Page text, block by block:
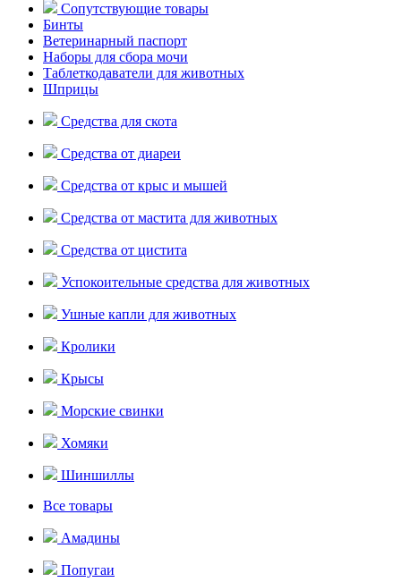
Сопутствующие товары
Бинты
Ветеринарный паспорт
Наборы для сбора мочи
Таблеткодаватели для животных
Шприцы
Средства для скота
Средства от диареи
Средства от крыс и мышей
Средства от мастита для животных
Средства от цистита
Успокоительные средства для животных
Ушные капли для животных
Кролики
Крысы
Морские свинки
Хомяки
Шиншиллы
Все товары
Амадины
Попугаи